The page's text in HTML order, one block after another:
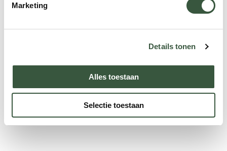
Marketing
Details tonen
Alles toestaan
Selectie toestaan